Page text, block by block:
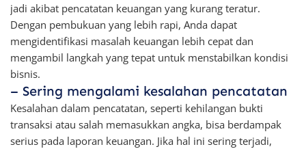
jadi akibat pencatatan keuangan yang kurang teratur.
Dengan pembukuan yang lebih rapi, Anda dapat
mengidentifikasi masalah keuangan lebih cepat dan
mengambil langkah yang tepat untuk menstabilkan kondisi
bisnis.
– Sering mengalami kesalahan pencatatan
Kesalahan dalam pencatatan, seperti kehilangan bukti
transaksi atau salah memasukkan angka, bisa berdampak
serius pada laporan keuangan. Jika hal ini sering terjadi,